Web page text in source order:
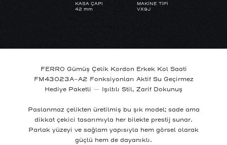
KASA ÇAPI
42 mm
MAKİNE TİPİ
VX9J
FERRO Gümüş Çelik Kordon Erkek Kol Saati
FM43023A-A2 Fonksiyonları Aktif Su Geçirmez
Hediye Paketli — Işıltılı Stil, Zarif Dokunuş
Paslanmaz çelikten üretilmiş bu şık model; sade ama
dikkat çekici tasarımıyla her bilekte prestij sunar.
Parlak yüzeyi ve sağlam yapısıyla hem görsel olarak
güçlü hem de dayanıklı.